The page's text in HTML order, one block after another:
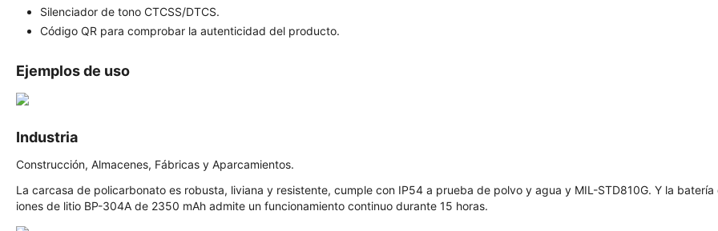
Silenciador de tono CTCSS/DTCS.
Código QR para comprobar la autenticidad del producto.
Ejemplos de uso
Industria
Construcción, Almacenes, Fábricas y Aparcamientos.
La carcasa de policarbonato es robusta, liviana y resistente, cumple con IP54 a prueba de polvo y agua y MIL-STD810G. Y la batería
iones de litio BP-304A de 2350 mAh admite un funcionamiento continuo durante 15 horas.